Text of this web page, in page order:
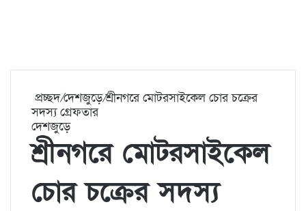
প্রচ্ছদ/দেশজুড়ে/শ্রীনগরে মোটরসাইকেল চোর চক্রের
সদস্য গ্রেফতার
দেশজুড়ে
শ্রীনগরে মোটরসাইকেল
চোর চক্রের সদস্য